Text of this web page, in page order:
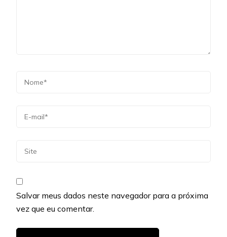
Salvar meus dados neste navegador para a próxima
vez que eu comentar.